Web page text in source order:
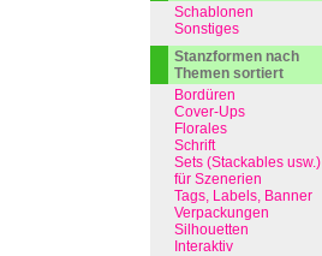
Schablonen
Sonstiges
Stanzformen nach
Themen sortiert
Bordüren
Cover-Ups
Florales
Schrift
Sets (Stackables usw.)
für Szenerien
Tags, Labels, Banner
Verpackungen
Silhouetten
Interaktiv